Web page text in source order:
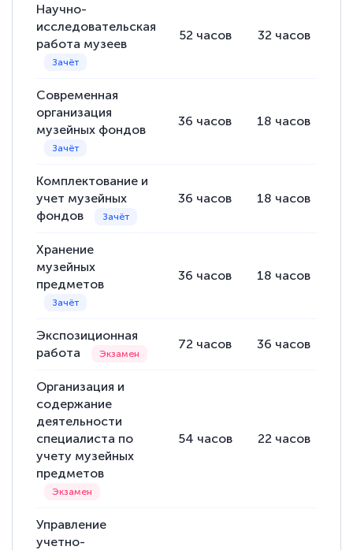
Научно-
исследовательская
работа музеев
52 часов 32 часов
Современная
организация
музейных фондов
36 часов 18 часов
Комплектование и
учет музейных
фондов
36 часов 18 часов
Хранение
музейных
предметов
36 часов 18 часов
Экспозиционная
работа
72 часов 36 часов
Организация и
содержание
деятельности
специалиста по
учету музейных
предметов
54 часов 22 часов
Управление
учетно-